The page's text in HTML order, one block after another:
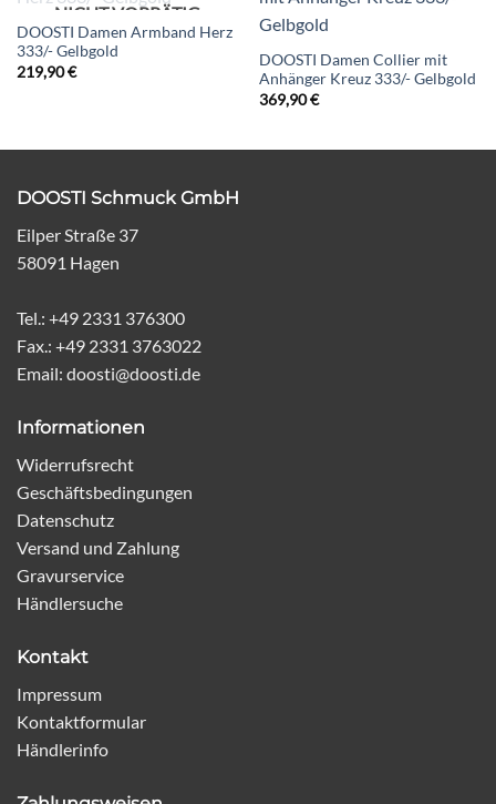
NICHT VORRÄTIG
DOOSTI Damen Armband Herz
333/- Gelbgold
219,90€
DOOSTI Damen Collier mit
Anhänger Kreuz 333/- Gelbgold
369,90€
DOOSTI Schmuck GmbH
Eilper Straße 37
58091 Hagen
Tel.: +49 2331 376300
Fax.: +49 2331 3763022
Email: doosti@doosti.de
Informationen
Widerrufsrecht
Geschäftsbedingungen
Datenschutz
Versand und Zahlung
Gravurservice
Händlersuche
Kontakt
Impressum
Kontaktformular
Händlerinfo